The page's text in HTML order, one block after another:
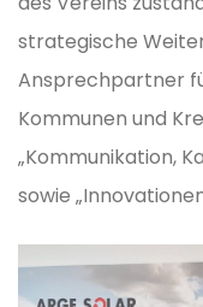
strategische
Ansprechpartner
Kommunen und
„Kommunikation,
sowie